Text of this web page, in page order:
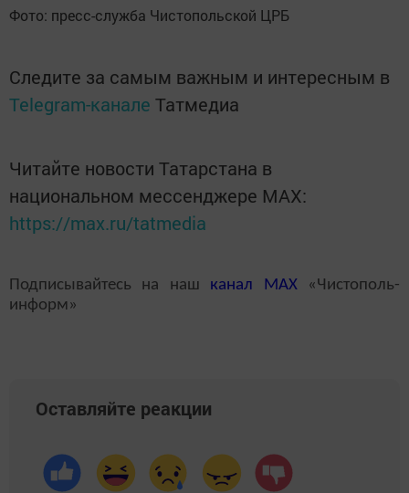
Фото: пресс-служба Чистопольской ЦРБ
Следите за самым важным и интересным в
Telegram-канале Татмедиа
Читайте новости Татарстана в
национальном мессенджере MАХ:
https://max.ru/tatmedia
Подписывайтесь на наш канал MAX«Чистополь-
информ»
Оставляйте реакции